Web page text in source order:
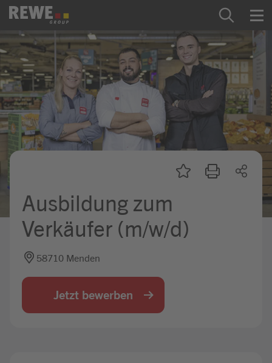
Zum Inhalt springen
Startseite
REWE Group als Arbeitgeber
Ausbildung & Studium
Praktikum & Werkstudium
Mein Kandidat:innenprofil
Ausbildung zum
Verkäufer (m/w/d)
58710 Menden
Jetzt bewerben